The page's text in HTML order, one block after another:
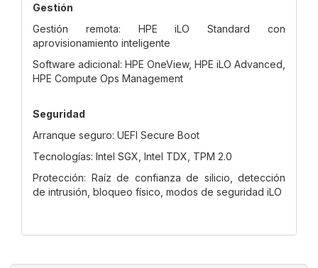
Gestión
Gestión remota: HPE iLO Standard con
aprovisionamiento inteligente
Software adicional: HPE OneView, HPE iLO Advanced,
HPE Compute Ops Management
Seguridad
Arranque seguro: UEFI Secure Boot
Tecnologías: Intel SGX, Intel TDX, TPM 2.0
Protección: Raíz de confianza de silicio, detección
de intrusión, bloqueo físico, modos de seguridad iLO